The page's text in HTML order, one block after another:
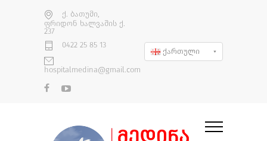
ქ. ბათუმი,
ფრიდონ ხალვაშის ქ.
237
0422 25 85 13
hospitalmedina@gmail.com
ქართული